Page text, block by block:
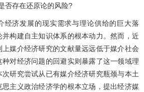
否存在还原论的风险?
经济发展的现实需求与理论供给的巨大落
构建自主知识体系的根本动力。然而，近
媒介经济研究的文献量远远低于媒介社会
对经济问题的回避实则暴露了这一领域理
研究尝试从已有媒介经济研究瓶颈与本土
主义政治经济学的根本立场，提出经济媒